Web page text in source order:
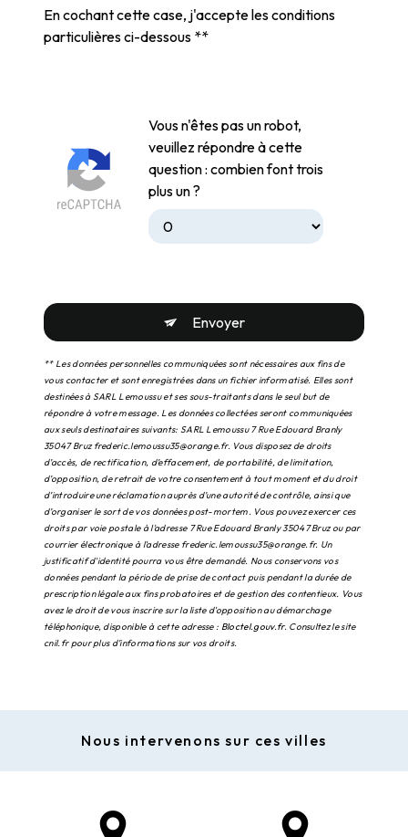
En cochant cette case, j'accepte les conditions
particulières ci-dessous **
Vous n'êtes pas un robot,
veuillez répondre à cette
question : combien font trois
plus un ?
Envoyer
** Les données personnelles communiquées sont nécessaires aux fins de
vous contacter et sont enregistrées dans un fichier informatisé. Elles sont
destinées à SARL Lemoussu et ses sous-traitants dans le seul but de
répondre à votre message. Les données collectées seront communiquées
aux seuls destinataires suivants: SARL Lemoussu 7 Rue Edouard Branly
35047 Bruz frederic.lemoussu35@orange.fr. Vous disposez de droits
d’accès, de rectification, d’effacement, de portabilité, de limitation,
d’opposition, de retrait de votre consentement à tout moment et du droit
d’introduire une réclamation auprès d’une autorité de contrôle, ainsi que
d’organiser le sort de vos données post-mortem. Vous pouvez exercer ces
droits par voie postale à l'adresse 7 Rue Edouard Branly 35047 Bruz ou par
courrier électronique à l'adresse frederic.lemoussu35@orange.fr. Un
justificatif d'identité pourra vous être demandé. Nous conservons vos
données pendant la période de prise de contact puis pendant la durée de
prescription légale aux fins probatoires et de gestion des contentieux. Vous
avez le droit de vous inscrire sur la liste d'opposition au démarchage
téléphonique, disponible à cette adresse : Bloctel.gouv.fr. Consultez le site
cnil.fr pour plus d’informations sur vos droits.
Nous intervenons sur ces villes